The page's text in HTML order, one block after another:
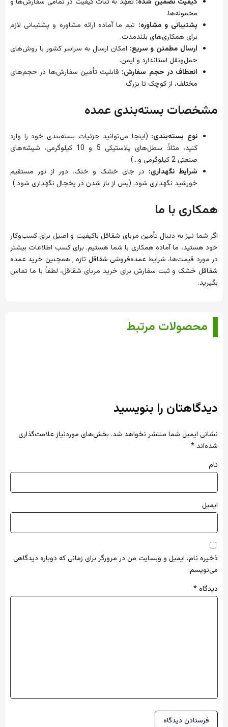
محموله‌ها.
پشتیبانی و مشاوره: تیم ما آماده ارائه مشاوره و پشتیبانی لازم
برای همکاری‌های بلندمدت.
ارسال مطمئن و سریع: امکان ارسال به سراسر کشور با روش‌های
حمل‌ونقل استاندارد و ایمن.
انعطاف در حجم سفارش: قابلیت تأمین سفارش‌ها در حجم‌های
مختلف، از کوچک تا بزرگ.
مشخصات بسته‌بندی عمده
نوع بسته‌بندی: (اینجا می‌توانید جزئیات بسته‌بندی خود را وارد
کنید، مثلاً: سطل‌های پلاستیکی 5 و 10 کیلوگرمی، شیشه‌های
صنعتی 2 کیلوگرمی و…)
شرایط نگهداری: در جای خشک و خنک، دور از نور مستقیم
خورشید نگهداری شود. (پس از باز شدن در یخچال نگهداری شود.)
همکاری با ما
اگر شما نیز به دنبال تأمین مربای شقاقل باکیفیت و اصیل برای کسب‌وکار
خود هستید، ما آماده همکاری با شما هستیم. برای کسب اطلاعات بیشتر
در مورد قیمت‌ها، شرایط عمده‌فروشی شقاقل تازه٬ همچنین
خرید عمده
شقاقل خشکو ثبت سفارش برای خرید مربای شقاقل، لطفاً با ما تماس
بگیرید.
محصولات مرتبط
دیدگاهتان را بنویسید
نشانی ایمیل شما منتشر نخواهد شد. بخش‌های موردنیاز علامت‌گذاری
شده‌اند *
نام
ایمیل
ذخیره نام، ایمیل و وبسایت من در مرورگر برای زمانی که دوباره دیدگاهی
می‌نویسم.
دیدگاه*